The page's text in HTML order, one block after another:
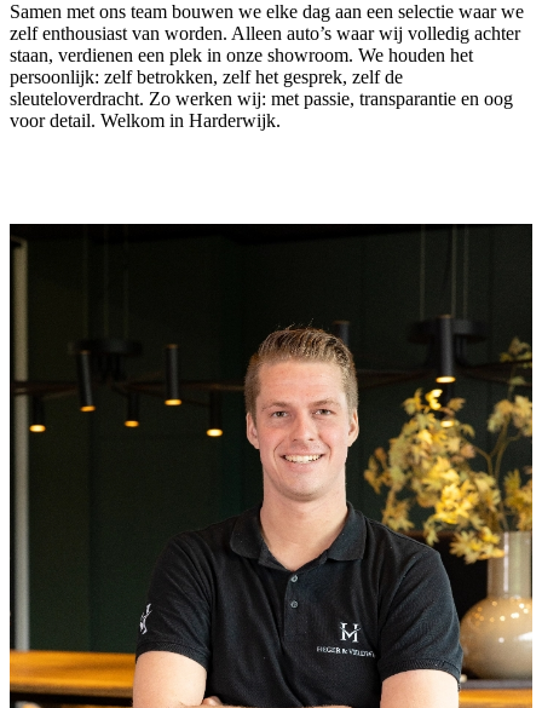
Samen met ons team bouwen we elke dag aan een selectie waar we
zelf enthousiast van worden. Alleen auto’s waar wij volledig achter
staan, verdienen een plek in onze showroom. We houden het
persoonlijk: zelf betrokken, zelf het gesprek, zelf de
sleuteloverdracht. Zo werken wij: met passie, transparantie en oog
voor detail. Welkom in Harderwijk.